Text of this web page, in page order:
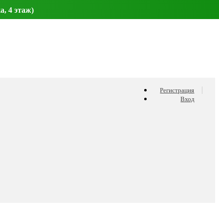
4 этаж)
Регистрация
Вход